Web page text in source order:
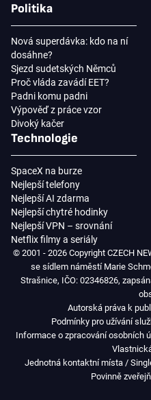
Politika
Nová superdávka: kdo na ní
dosáhne?
Sjezd sudetských Němců
Proč vláda zavádí EET?
Padni komu padni
Výpověď z práce vzor
Divoký kačer
Technologie
SpaceX na burze
Nejlepší telefony
Nejlepší AI zdarma
Nejlepší chytré hodinky
Nejlepší VPN – srovnání
Netflix filmy a seriály
© 2001 - 2026 Copyright CZECH
se sídlem náměstí Marie
Strašnice, IČO: 02346826,
Autorská práva k
Podmínky pro užívání
Informace o zpracování osobních
Jednotná kontaktní místa /
Povinně